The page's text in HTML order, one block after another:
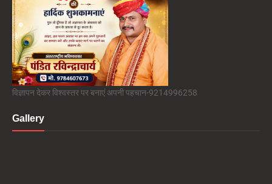
विज्ञापन देकर विश्वस्तर पर बनाएं अपनी पहचान-9214996258
Gallery